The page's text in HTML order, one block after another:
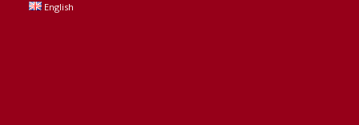
English